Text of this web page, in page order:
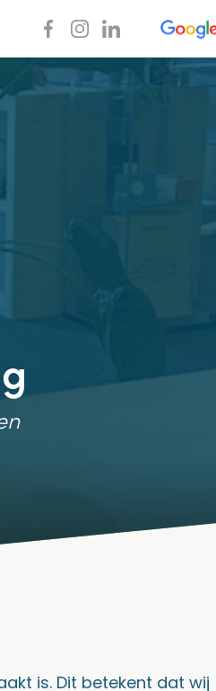
is. Dit betekent dat wij